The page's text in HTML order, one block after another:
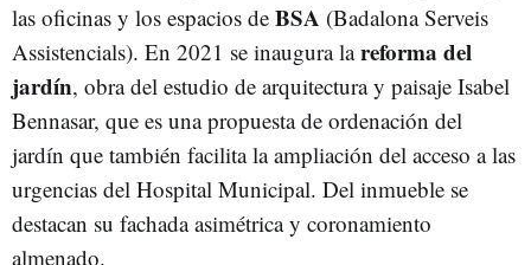
las oficinas y los espacios de BSA (Badalona Serveis
Assistencials). En 2021 se inaugura lareforma del
jardín, obra del estudio de arquitectura y paisaje Isabel
Bennasar, que es una propuesta de ordenación del
jardín que también facilita la ampliación del acceso a las
urgencias del Hospital Municipal. Del inmueble se
destacan su fachada asimétrica y coronamiento
almenado.